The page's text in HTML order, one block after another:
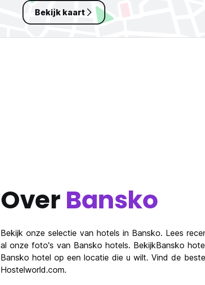
Bekijk kaart
OverBansko
Bekijk onze selectie van hotels in Bansko. Lees
al onze foto's van Bansko hotels. BekijkBansko
Bansko hotel op een locatie die u wilt. Vind de
Hostelworld.com.